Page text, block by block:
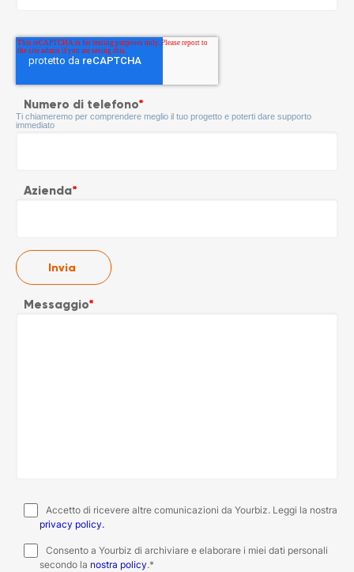
Numero di telefono*
Ti chiameremo per comprendere meglio il tuo progetto e poterti dare supporto
immediato
Azienda*
Messaggio*
Accetto di ricevere altre comunicazioni da Yourbiz. Leggi la nostra
privacy policy.
Consento a Yourbiz di archiviare e elaborare i miei dati personali
secondo la nostra policy.*